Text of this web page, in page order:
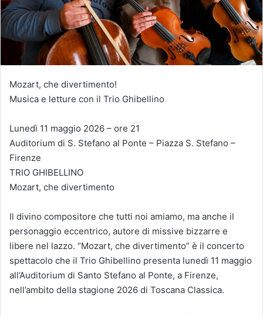
Mozart, che divertimento!
Musica e letture con il Trio Ghibellino
Lunedì 11 maggio 2026 – ore 21
Auditorium di S. Stefano al Ponte – Piazza S. Stefano –
Firenze
TRIO GHIBELLINO
Mozart, che divertimento
Il divino compositore che tutti noi amiamo, ma anche il
personaggio eccentrico, autore di missive bizzarre e
libere nel lazzo. “Mozart, che divertimento” è il concerto
spettacolo che il Trio Ghibellino presenta lunedì 11 maggio
all’Auditorium di Santo Stefano al Ponte, a Firenze,
nell’ambito della stagione 2026 di Toscana Classica.